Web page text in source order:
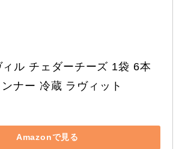
ィル チェダーチーズ 1袋 6本
ナー 冷蔵 ラヴィット
Amazonで見る